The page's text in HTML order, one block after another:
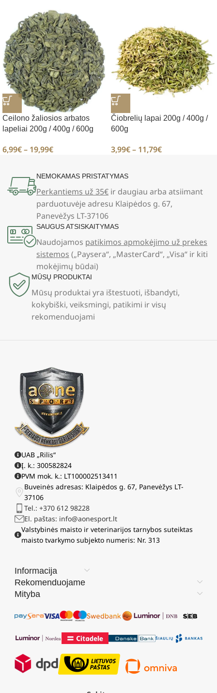
Ceilono žaliosios arbatos
lapeliai 200g / 400g / 600g
6,99€– 19,99€
Čiobrelių lapai 200g / 400g /
600g
3,99€– 11,79€
NEMOKAMAS PRISTATYMAS
Perkantiems už 35€ ir daugiau arba atsiimant
parduotuvėje adresu Klaipėdos g. 67,
Panevėžys LT-37106
SAUGUS ATSISKAITYMAS
Naudojamos patikimos apmokėjimo už prekes
sistemos („Paysera“, „MasterCard“, „Visa“ ir kiti
mokėjimų būdai)
MŪSŲ PRODUKTAI
Mūsų produktai yra ištestuoti, išbandyti,
kokybiški, veiksmingi, patikimi ir visų
rekomenduojami
UAB „Rilis“
Į. k.: 300582824
PVM mok. k.: LT100002513411
Buveinės adresas: Klaipėdos g. 67, Panevėžys LT-
37106
Tel.: +370 612 98228
El. paštas: info@aonesport.lt
Valstybinės maisto ir veterinarijos tarnybos suteiktas
maisto tvarkymo subjekto numeris: Nr. 313
Informacija
Rekomenduojame
Mityba